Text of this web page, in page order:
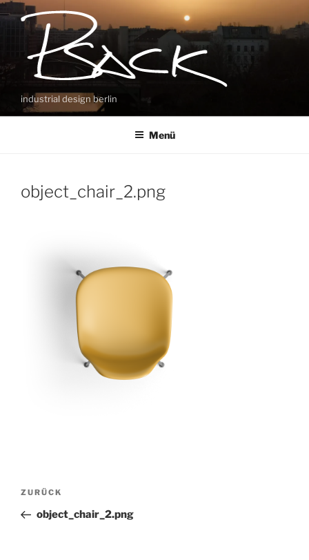
Zum
Inhalt
industrial design berlin
Menü
object_chair_2.png
Beitragsnavigation
Vorheriger
Beitrag
ZURÜCK
object_chair_2.png